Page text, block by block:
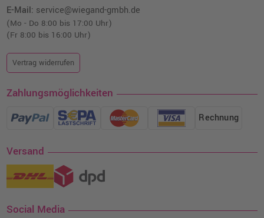
E-Mail: service@wiegand-gmbh.de
(Mo - Do 8:00 bis 17:00 Uhr)
(Fr 8:00 bis 16:00 Uhr)
Vertrag widerrufen
Zahlungsmöglichkeiten
Rechnung
Versand
Social Media